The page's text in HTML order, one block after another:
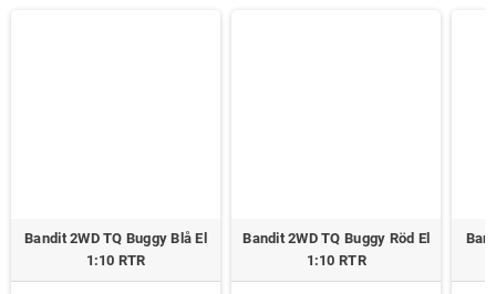
Bandit 2WD TQ Buggy Blå El
1:10 RTR
Bandit 2WD TQ Buggy Röd El
1:10 RTR